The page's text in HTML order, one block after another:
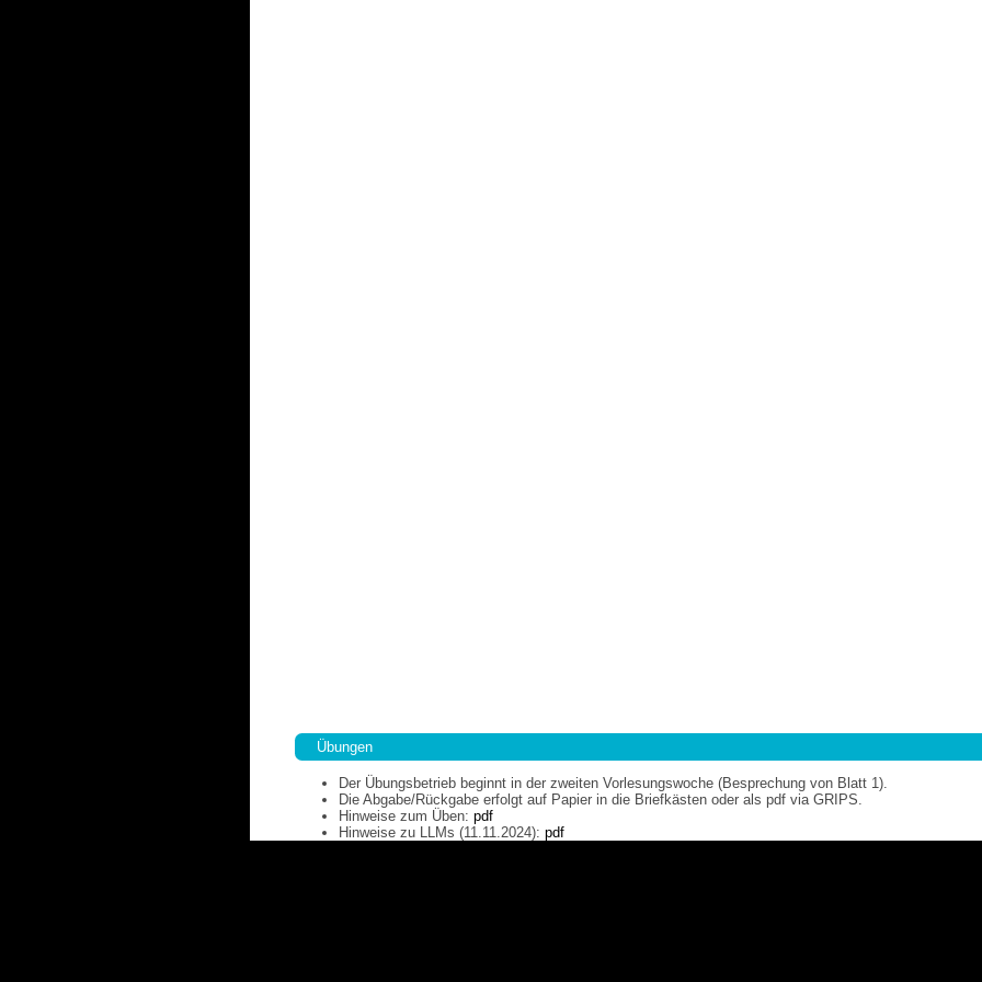
Übungen
Der Übungsbetrieb beginnt in der zweiten Vorlesungswoche (Besprechung von Blatt 1).
Die Abgabe/Rückgabe erfolgt auf Papier in die Briefkästen oder als pdf via GRIPS.
Hinweise zum Üben: pdf
Hinweise zu LLMs (11.11.2024): pdf